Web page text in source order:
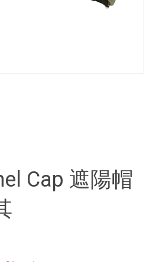
Cap 遮陽帽